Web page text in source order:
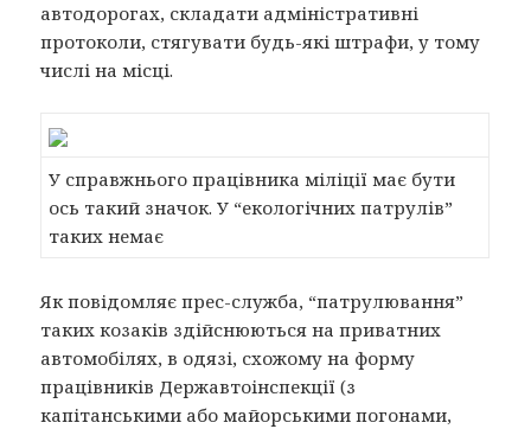
автодорогах, складати адміністративні
протоколи, стягувати будь-які штрафи, у тому
числі на місці.
У справжнього працівника міліції має бути
ось такий значок. У “екологічних патрулів”
таких немає
Як повідомляє прес-служба, “патрулювання”
таких козаків здійснюються на приватних
автомобілях, в одязі, схожому на форму
працівників Державтоінспекції (з
капітанськими або майорськими погонами,